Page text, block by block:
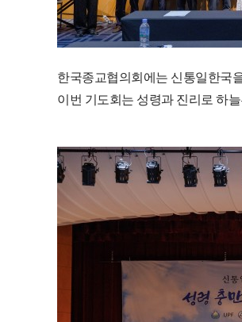
한국종교협의회에는 신통일한국
이번 기도회는 성령과 진리로 하